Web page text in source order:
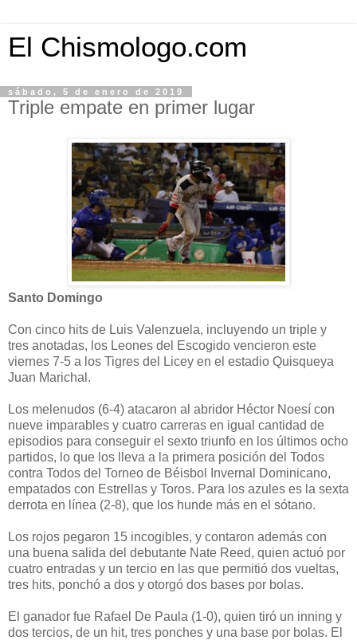
El Chismologo.com
sábado, 5 de enero de 2019
Triple empate en primer lugar
Santo Domingo
Con cinco hits de Luis Valenzuela, incluyendo un triple y
tres anotadas, los Leones del Escogido vencieron este
viernes 7-5 a los Tigres del Licey en el estadio Quisqueya
Juan Marichal.
Los melenudos (6-4) atacaron al abridor Héctor Noesí con
nueve imparables y cuatro carreras en igual cantidad de
episodios para conseguir el sexto triunfo en los últimos ocho
partidos, lo que los lleva a la primera posición del Todos
contra Todos del Torneo de Béisbol Invernal Dominicano,
empatados con Estrellas y Toros. Para los azules es la sexta
derrota en línea (2-8), que los hunde más en el sótano.
Los rojos pegaron 15 incogibles, y contaron además con
una buena salida del debutante Nate Reed, quien actuó por
cuatro entradas y un tercio en las que permitió dos vueltas,
tres hits, ponchó a dos y otorgó dos bases por bolas.
El ganador fue Rafael De Paula (1-0), quien tiró un inning y
dos tercios, de un hit, tres ponches y una base por bolas. El